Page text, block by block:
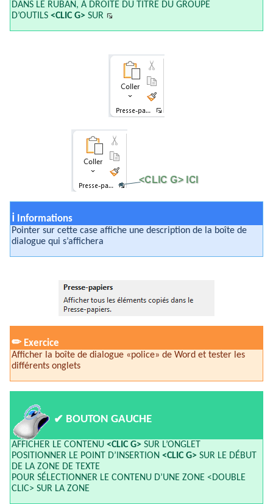
DANS LE RUBAN, À DROITE DU TITRE DU GROUPE
D’OUTILS <CLIC G>SUR
ℹ Informations
Pointer sur cette case affiche une description de la boîte de
dialogue qui s’affichera
✏Exercice
Afficher la boîte de dialogue «police» de Word et tester les
différents onglets
✔ BOUTON GAUCHE
AFFICHER LE CONTENU <CLIC G>SUR L’ONGLET
POSITIONNER LE POINT D’INSERTION <CLIC G>SUR LE DÉBUT
DE LA ZONE DE TEXTE
POUR SÉLECTIONNER LE CONTENU D’UNE ZONE <DOUBLE
CLIC> SUR LA ZONE